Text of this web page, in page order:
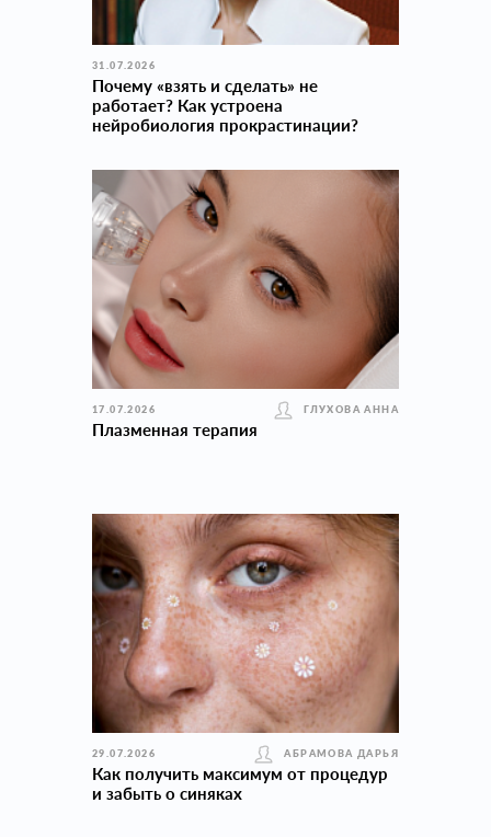
31.07.2026
Почему «взять и сделать» не
работает? Как устроена
нейробиология прокраcтинации?
17.07.2026 ГЛУХОВА АННА
Плазменная терапия
29.07.2026 АБРАМОВА ДАРЬЯ
Как получить максимум от процедур
и забыть о синяках